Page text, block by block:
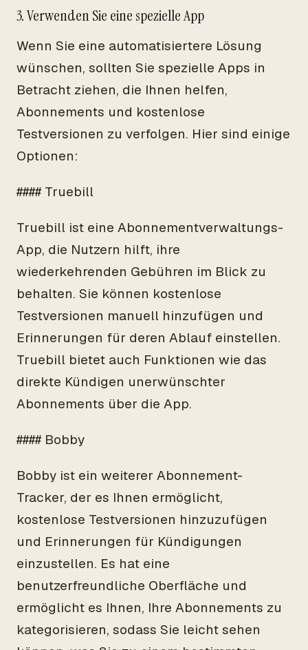
3. Verwenden Sie eine spezielle App
Wenn Sie eine automatisiertere Lösung
wünschen, sollten Sie spezielle Apps in
Betracht ziehen, die Ihnen helfen,
Abonnements und kostenlose
Testversionen zu verfolgen. Hier sind einige
Optionen:
#### Truebill
Truebill ist eine Abonnementverwaltungs-
App, die Nutzern hilft, ihre
wiederkehrenden Gebühren im Blick zu
behalten. Sie können kostenlose
Testversionen manuell hinzufügen und
Erinnerungen für deren Ablauf einstellen.
Truebill bietet auch Funktionen wie das
direkte Kündigen unerwünschter
Abonnements über die App.
#### Bobby
Bobby ist ein weiterer Abonnement-
Tracker, der es Ihnen ermöglicht,
kostenlose Testversionen hinzuzufügen
und Erinnerungen für Kündigungen
einzustellen. Es hat eine
benutzerfreundliche Oberfläche und
ermöglicht es Ihnen, Ihre Abonnements zu
kategorisieren, sodass Sie leicht sehen